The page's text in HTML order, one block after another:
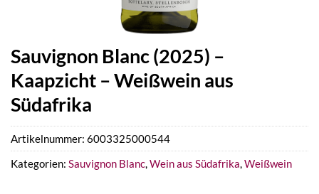
Sauvignon Blanc (2025) –
Kaapzicht – Weißwein aus
Südafrika
Artikelnummer: 6003325000544
Kategorien: Sauvignon Blanc,Wein aus Südafrika,Weißwein